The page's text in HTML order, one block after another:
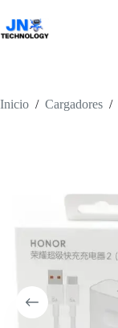
contenido
Inicio / Cargadores /